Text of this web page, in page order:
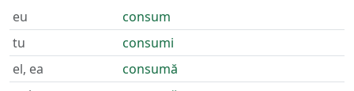
eu
consum
tu
consumi
el, ea
consumă